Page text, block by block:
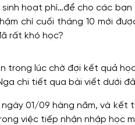
hoạt phí…để cho các
chí cuối tháng 10 mới
rất khó học?
trong lúc chờ đợi kết quả
chi tiết qua bài viết dưới
01/09 hàng năm, và kết
việc tiếp nhận nhập học